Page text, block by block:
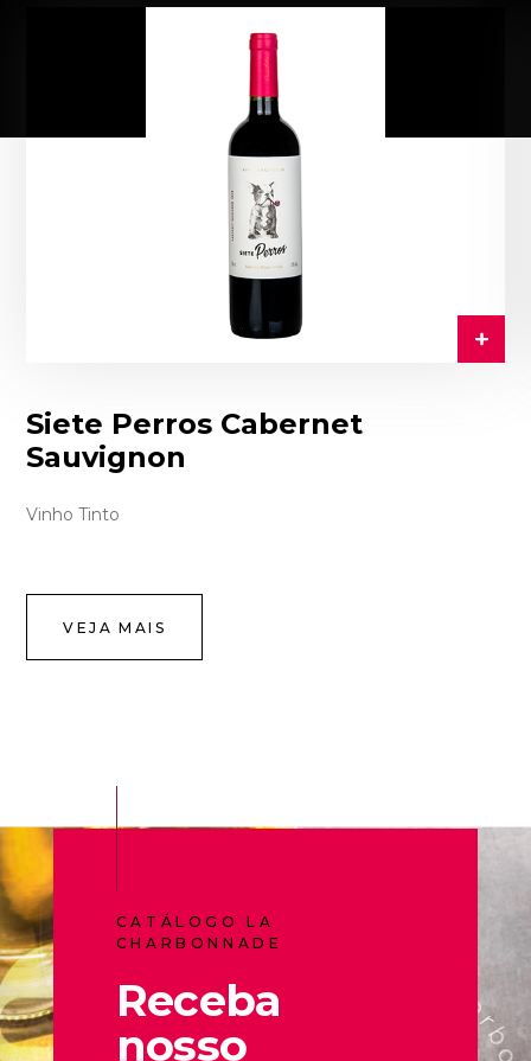
Siete Perros Cabernet
Sauvignon
Vinho Tinto
VEJA MAIS
CATÁLOGO LA
CHARBONNADE
Receba
nosso